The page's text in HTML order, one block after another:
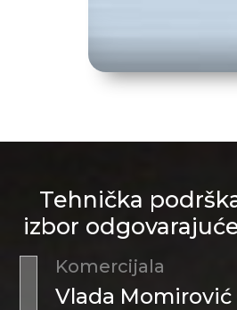
Tehnička
izbor
Komercijala
Vlada Momirović